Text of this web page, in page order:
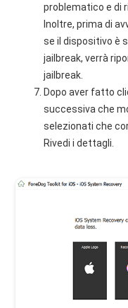
problematico e di
Inoltre, prima di
se il dispositivo è
jailbreak, verrà
jailbreak.
Dopo aver fatto
successiva che
selezionati che
Rivedi i dettagli.